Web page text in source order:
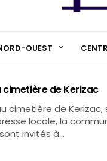
OUEST
cimetière de Kerizac
cimetière de Kerizac,
locale, la
invités à…